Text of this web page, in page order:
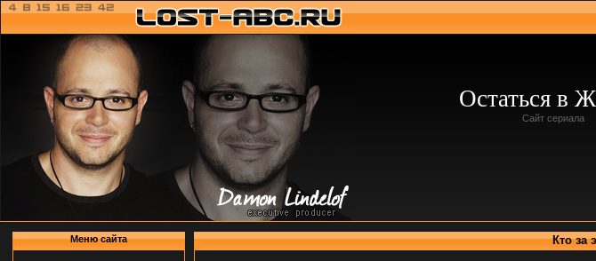
Остаться в
Сайт сериала
Меню сайта Кто за